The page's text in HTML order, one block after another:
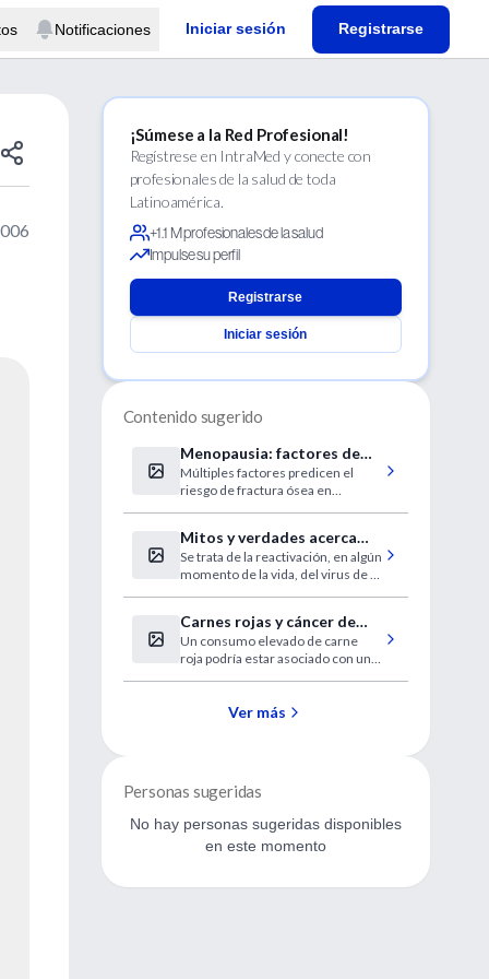
Notificaciones Iniciar sesión Registrarse
¡Súmese a la Red Profesional!
Regístrese en IntraMed y conecte con
profesionales de la salud de toda
Latinoamérica.
+1.1 M profesionales de la salud
Impulse su perfil
Registrarse
Iniciar sesión
Contenido sugerido
Menopausia: factores de
riesgo de fracturas
Múltiples factores predicen el
riesgo de fractura ósea en
Mitos y verdades acerca
del Herpes Zoster o
"culebrilla"
Se trata de la reactivación, en algún
momento de la vida, del virus de la
eruptiva.
Carnes rojas y cáncer de
mama
Un consumo elevado de carne
roja podría estar asociado con un
Ver más
Personas sugeridas
No hay personas sugeridas disponibles
en este momento